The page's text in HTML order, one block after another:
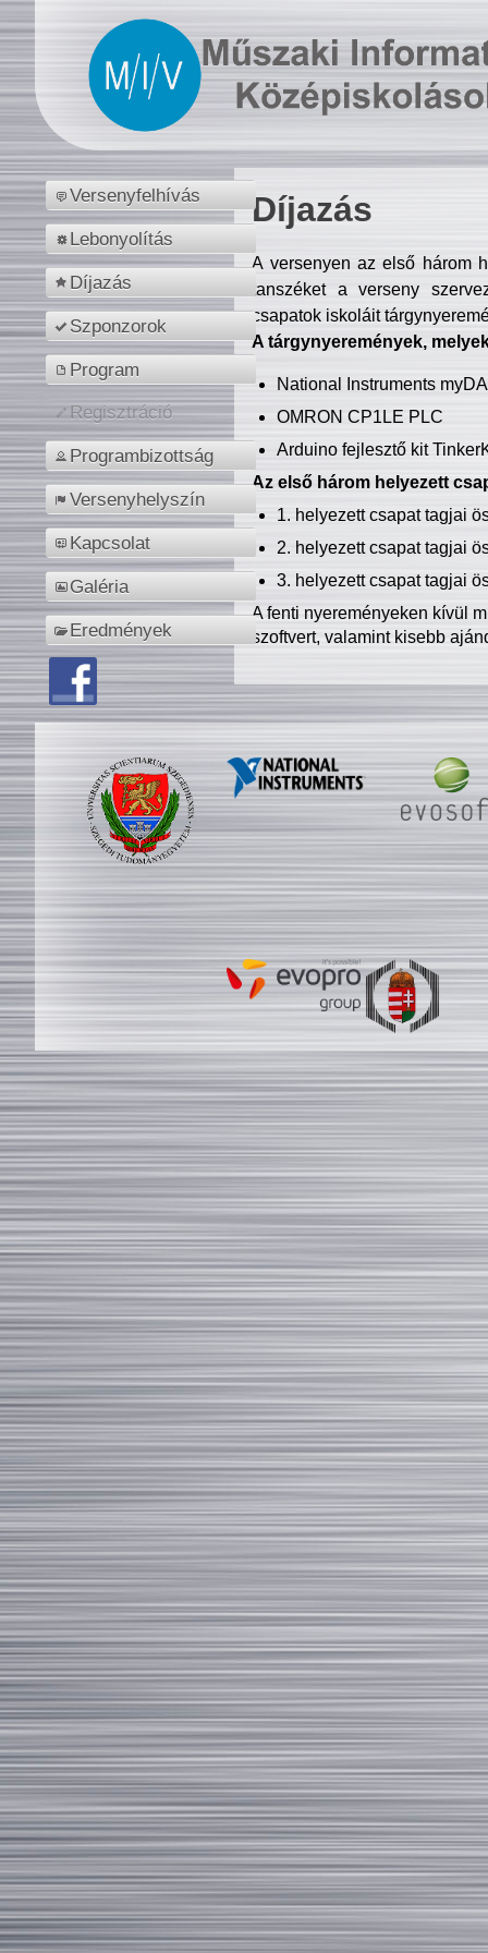
Versenyfelhívás
Lebonyolítás
Díjazás
Szponzorok
Program
Regisztráció
Programbizottság
Versenyhelyszín
Kapcsolat
Galéria
Eredmények
Díjazás
A versenyen az első három
tanszéket a verseny
csapatok iskoláit
A tárgynyeremények,
National Instruments
OMRON CP1LE PLC
Arduino fejlesztő kit
Az első három helyezett
1. helyezett csapat tagjai
2. helyezett csapat tagjai
3. helyezett csapat tagjai
A fenti nyereményeken kívül
szoftvert, valamint kisebb